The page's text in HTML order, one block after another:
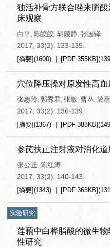
独活补骨方联合唑来膦
床观察
白平, 陈皎皎, 胡陵静, 张国铎
2017, 33(2): 133-135.
[摘要](1600) [PDF 355KB](
穴位降压操对原发性高
张惠玲, 郭秀君, 张敏, 曹丛, 於蓓
2017, 33(2): 136-139.
[摘要](1367) [PDF 388KB](
参芪扶正注射液对消化
张公正, 陈红涛
2017, 33(2): 140-143.
[摘要](1343) [PDF 363KB](
实验研究
莲藕中白桦脂酸的微生
性研究